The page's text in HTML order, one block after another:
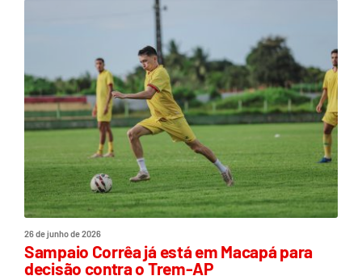
26 de junho de 2026
Sampaio Corrêa já está em Macapá para
decisão contra o Trem-AP